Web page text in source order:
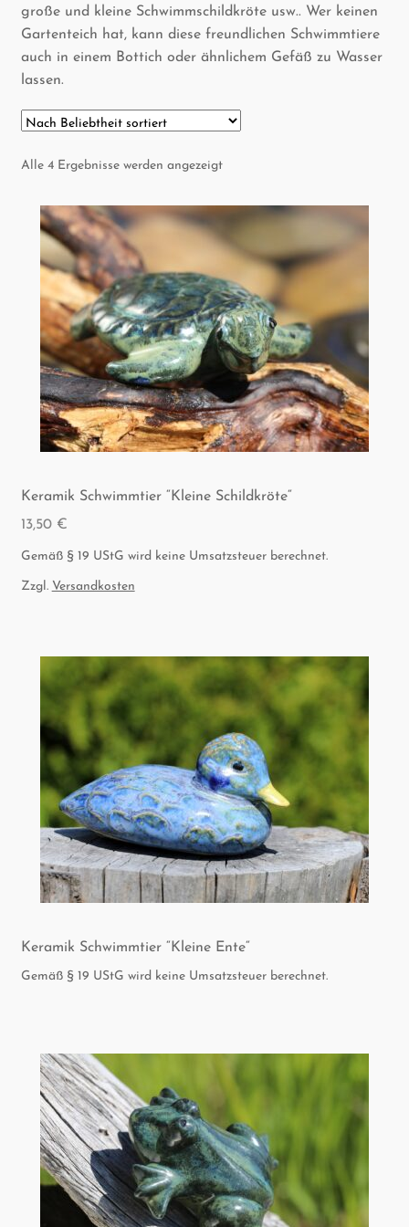
Klei­ne Geschenke
gro­ße und klei­ne Schwimm­schild­krö­te usw.. Wer kei­nen
Gar­ten­teich hat, kann die­se freund­li­chen Schwimm­tie­re
auch in einem Bot­tich oder ähn­li­chem Gefäß zu Was­ser
lassen.
Alle 4 Ergebnisse werden angezeigtNach
sortiert
Kera­mik Schwimm­tier “Klei­ne Schildkröte“
13,50 €
Gemäß § 19 UStG wird keine Umsatzsteuer berechnet.
Zzgl. Versandkosten
Kera­mik Schwimm­tier “Klei­ne Ente“
Gemäß § 19 UStG wird keine Umsatzsteuer berechnet.